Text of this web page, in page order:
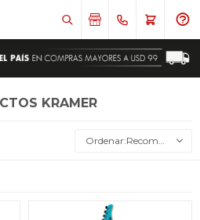
KRAMER
Recomendados